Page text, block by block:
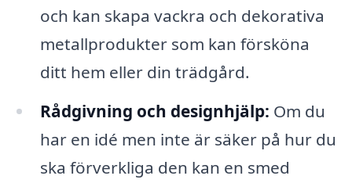
och kan skapa vackra och dekorativa
metallprodukter som kan försköna
ditt hem eller din trädgård.
Rådgivning och designhjälp: Om du
har en idé men inte är säker på hur du
ska förverkliga den kan en smed